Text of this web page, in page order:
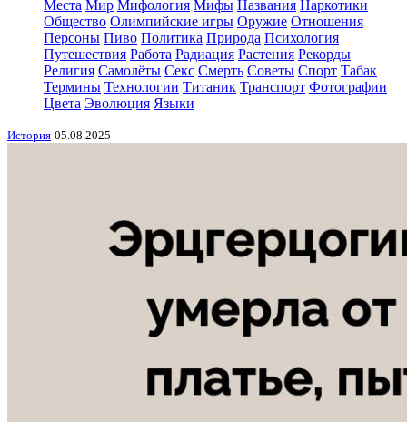
Места Мир Мифология Мифы Названия Наркотики
Общество Олимпийские игры Оружие Отношения
Персоны Пиво Политика Природа Психология
Путешествия Работа Радиация Растения Рекорды
Религия Самолёты Секс Смерть Советы Спорт Табак
Термины Технологии Титаник Транспорт Фотографии
Цвета Эволюция Языки
История 05.08.2025